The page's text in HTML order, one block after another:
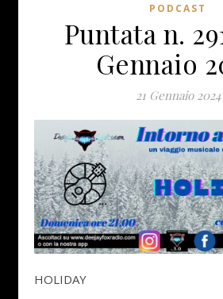
PODCAST
Puntata n.
Gennaio
21 Gennaio 2024
HOLIDAY